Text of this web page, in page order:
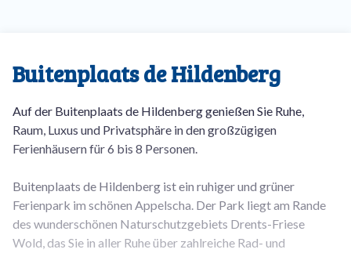
Buitenplaats de Hildenberg
Auf der Buitenplaats de Hildenberg genießen Sie Ruhe,
Raum, Luxus und Privatsphäre in den großzügigen
Ferienhäusern für 6 bis 8 Personen.
Buitenplaats de Hildenberg ist ein ruhiger und grüner
Ferienpark im schönen Appelscha. Der Park liegt am Rande
des wunderschönen Naturschutzgebiets Drents-Friese
Wold, das Sie in aller Ruhe über zahlreiche Rad- und